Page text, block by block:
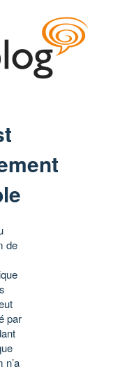
de
par
n’a